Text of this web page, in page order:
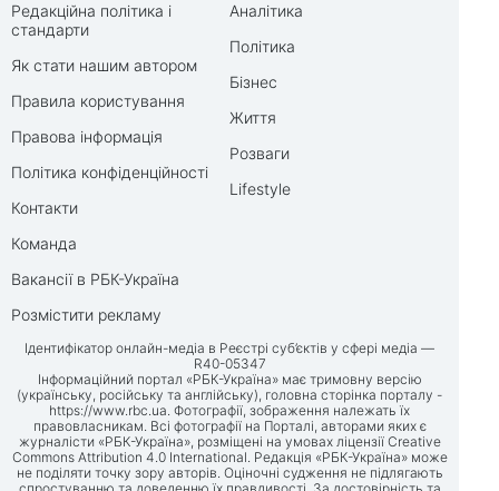
Редакційна політика і
стандарти
Як стати нашим автором
Правила користування
Правова інформація
Політика конфіденційності
Контакти
Команда
Вакансії в РБК-Україна
Розмістити рекламу
Аналітика
Політика
Бізнес
Життя
Розваги
Lifestyle
Ідентифікатор онлайн-медіа в Реєстрі суб’єктів у сфері медіа —
R40-05347
Інформаційний портал «РБК-Україна» має тримовну версію
(українську, російську та англійську), головна сторінка порталу -
https://www.rbc.ua. Фотографії, зображення належать їх
правовласникам. Всі фотографії на Порталі, авторами яких є
журналісти «РБК-Україна», розміщені на умовах ліцензії Creative
Commons Attribution 4.0 International. Редакція «РБК-Україна» може
не поділяти точку зору авторів. Оціночні судження не підлягають